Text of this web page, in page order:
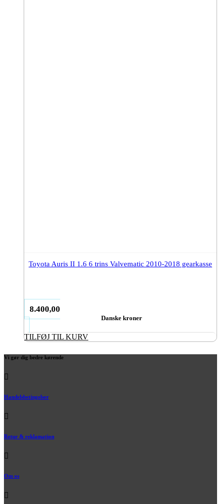
Toyota Auris II 1.6 6 trins Valvematic 2010-2018 gearkasse
8.400,00
Danske kroner
TILFØJ TIL KURV
Vi gør dig bedre kørende
Handelsbetingelser
Retur & reklamation
Om os